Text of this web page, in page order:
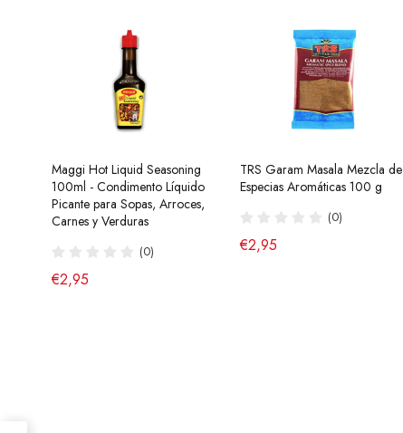
Maggi Hot Liquid Seasoning
100ml - Condimento Líquido
Picante para Sopas, Arroces,
Carnes y Verduras
(0)
€2,95
TRS Garam Masala Mezcla de
Especias Aromáticas 100 g
(0)
€2,95
Ramen Buldak Carbonara
Coreano (Halal) 130g SamYang
(40)
Salsa de Chili Crujiente 210g
Laoganma
(43)
€4,95